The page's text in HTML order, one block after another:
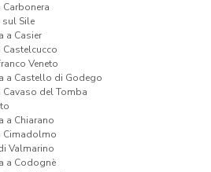
Carbonera
sul Sile
a Casier
Castelcucco
Veneto
a Castello di Godego
Cavaso del Tomba
a Chiarano
Cimadolmo
Valmarino
a Codognè